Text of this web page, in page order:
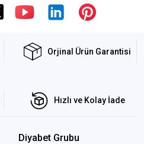
Orjinal Ürün Garantisi
Hızlı ve Kolay İade
Diyabet Grubu